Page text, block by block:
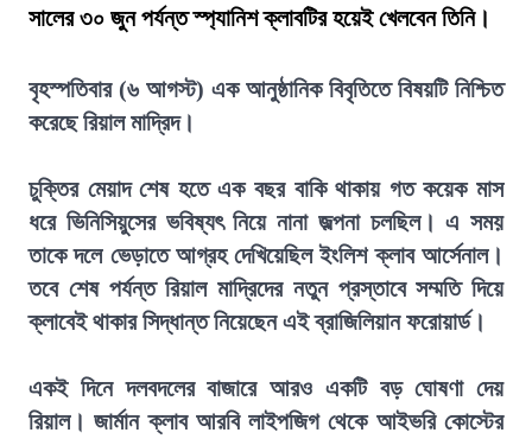
সালের ৩০ জুন পর্যন্ত স্প্যানিশ ক্লাবটির হয়েই খেলবেন তিনি।
বৃহস্পতিবার (৬ আগস্ট) এক আনুষ্ঠানিক বিবৃতিতে বিষয়টি নিশ্চিত
করেছে রিয়াল মাদ্রিদ।
চুক্তির মেয়াদ শেষ হতে এক বছর বাকি থাকায় গত কয়েক মাস
ধরে ভিনিসিয়ুসের ভবিষ্যৎ নিয়ে নানা জল্পনা চলছিল। এ সময়
তাকে দলে ভেড়াতে আগ্রহ দেখিয়েছিল ইংলিশ ক্লাব আর্সেনাল।
তবে শেষ পর্যন্ত রিয়াল মাদ্রিদের নতুন প্রস্তাবে সম্মতি দিয়ে
ক্লাবেই থাকার সিদ্ধান্ত নিয়েছেন এই ব্রাজিলিয়ান ফরোয়ার্ড।
একই দিনে দলবদলের বাজারে আরও একটি বড় ঘোষণা দেয়
রিয়াল। জার্মান ক্লাব আরবি লাইপজিগ থেকে আইভরি কোস্টের